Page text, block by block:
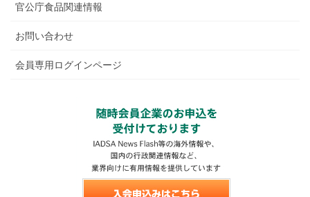
官公庁食品関連情報
お問い合わせ
会員専用ログインページ